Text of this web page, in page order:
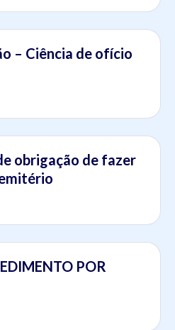
– Ciência de ofício
obrigação de fazer
POR